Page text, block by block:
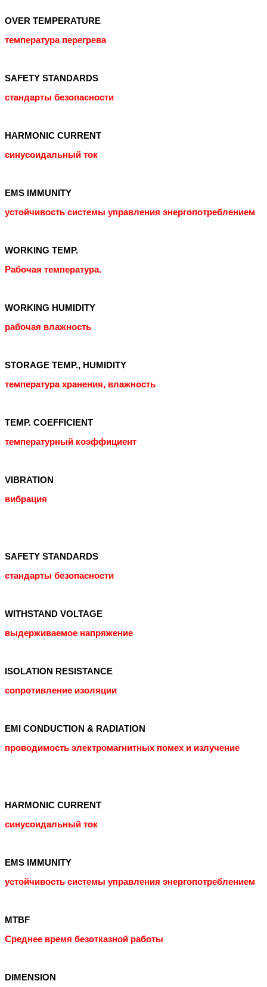
OVER TEMPERATURE
температура перегрева
SAFETY STANDARDS
стандарты безопасности
HARMONIC CURRENT
синусоидальный ток
EMS IMMUNITY
устойчивость системы управления энергопотреблением
WORKING TEMP.
Рабочая температура.
WORKING HUMIDITY
рабочая влажность
STORAGE TEMP., HUMIDITY
температура хранения, влажность
TEMP. COEFFICIENT
температурный коэффициент
VIBRATION
вибрация
SAFETY STANDARDS
стандарты безопасности
WITHSTAND VOLTAGE
выдерживаемое напряжение
ISOLATION RESISTANCE
сопротивление изоляции
EMI CONDUCTION & RADIATION
проводимость электромагнитных помех и излучение
HARMONIC CURRENT
синусоидальный ток
EMS IMMUNITY
устойчивость системы управления энергопотреблением
MTBF
Среднее время безотказной работы
DIMENSION